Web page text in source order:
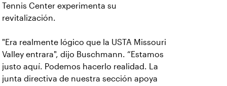
Tennis Center experimenta su
revitalización.
"Era realmente lógico que la USTA Missouri
Valley entrara", dijo Buschmann. “Estamos
justo aquí. Podemos hacerlo realidad. La
junta directiva de nuestra sección apoya